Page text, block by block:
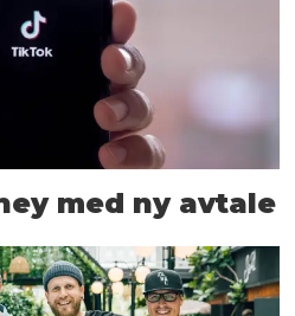
med ny avtale